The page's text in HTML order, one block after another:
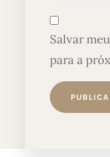
Salvar
para a